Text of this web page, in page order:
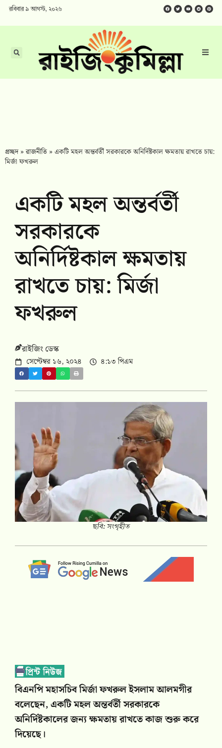
রবিবার ৯ আগস্ট, ২০২৬
প্রচ্ছদ»রাজনীতি »একটি মহল অন্তর্বর্তী সরকারকে অনির্দিষ্টকাল ক্ষমতায় রাখতে চায়:
মির্জা ফখরুল
একটি মহল অন্তর্বর্তী
সরকারকে
অনির্দিষ্টকাল ক্ষমতায়
রাখতে চায়: মির্জা
ফখরুল
রাইজিং ডেস্ক
সেপ্টেম্বর ১৬, ২০২৪ ৪:১৩ পিএম
ছবি: সংগৃহীত
বিএনপি মহাসচিব মির্জা ফখরুল ইসলাম আলমগীর
বলেছেন, একটি মহল অন্তর্বর্তী সরকারকে
অনির্দিষ্টকালের জন্য ক্ষমতায় রাখতে কাজ শুরু করে
দিয়েছে।